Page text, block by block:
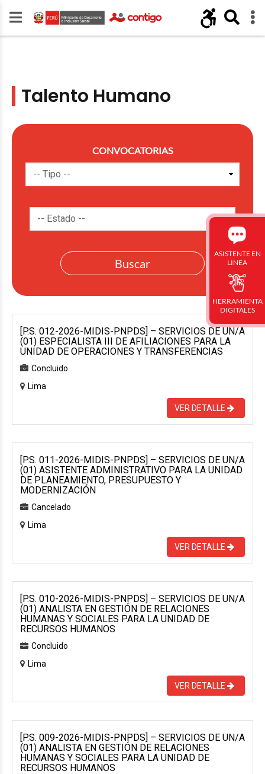
Talento Humano
CONVOCATORIAS
[P.S. 012-2026-MIDIS-PNPDS] – SERVICIOS DE UN/A
(01) ESPECIALISTA III DE AFILIACIONES PARA LA
UNIDAD DE OPERACIONES Y TRANSFERENCIAS
Concluido
Lima
VER DETALLE
[P.S. 011-2026-MIDIS-PNPDS] – SERVICIOS DE UN/A
(01) ASISTENTE ADMINISTRATIVO PARA LA UNIDAD
DE PLANEAMIENTO, PRESUPUESTO Y
MODERNIZACIÓN
Cancelado
Lima
VER DETALLE
[P.S. 010-2026-MIDIS-PNPDS] – SERVICIOS DE UN/A
(01) ANALISTA EN GESTIÓN DE RELACIONES
HUMANAS Y SOCIALES PARA LA UNIDAD DE
RECURSOS HUMANOS
Concluido
Lima
VER DETALLE
[P.S. 009-2026-MIDIS-PNPDS] – SERVICIOS DE UN/A
(01) ANALISTA EN GESTIÓN DE RELACIONES
HUMANAS Y SOCIALES PARA LA UNIDAD DE
RECURSOS HUMANOS
ASISTENTE EN
LINEA
HERRAMIENTA
DIGITALES